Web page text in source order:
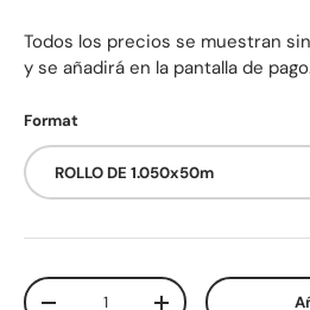
Todos los precios se muestran
y se añadirá en la pantalla de
Format
ROLLO DE 1.050x50m
Cant.